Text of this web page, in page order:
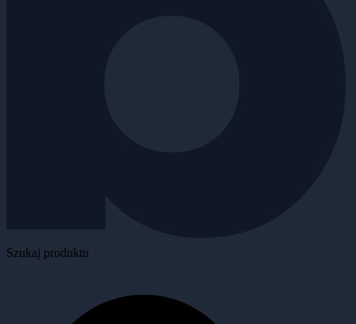
Szukaj produktu